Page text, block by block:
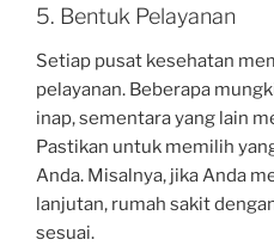
5. Bentuk Pelayanan
Setiap pusat kesehatan
pelayanan. Beberapa
inap, sementara yang lain
Pastikan untuk memilih
Anda. Misalnya, jika Anda
lanjutan, rumah sakit
sesuai.